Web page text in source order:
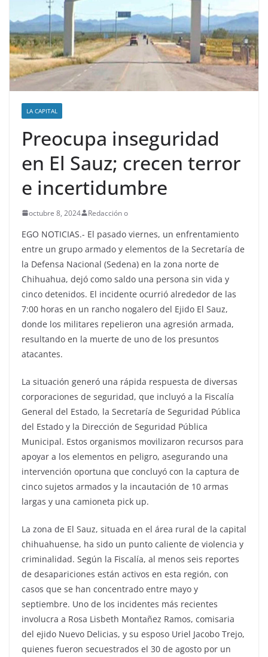
LA CAPITAL
Preocupa inseguridad
en El Sauz; crecen terror
e incertidumbre
octubre 8, 2024 Redacción o
EGO NOTICIAS.- El pasado viernes, un enfrentamiento
entre un grupo armado y elementos de la Secretaría de
la Defensa Nacional (Sedena) en la zona norte de
Chihuahua, dejó como saldo una persona sin vida y
cinco detenidos. El incidente ocurrió alrededor de las
7:00 horas en un rancho nogalero del Ejido El Sauz,
donde los militares repelieron una agresión armada,
resultando en la muerte de uno de los presuntos
atacantes.
La situación generó una rápida respuesta de diversas
corporaciones de seguridad, que incluyó a la Fiscalía
General del Estado, la Secretaría de Seguridad Pública
del Estado y la Dirección de Seguridad Pública
Municipal. Estos organismos movilizaron recursos para
apoyar a los elementos en peligro, asegurando una
intervención oportuna que concluyó con la captura de
cinco sujetos armados y la incautación de 10 armas
largas y una camioneta pick up.
La zona de El Sauz, situada en el área rural de la capital
chihuahuense, ha sido un punto caliente de violencia y
criminalidad. Según la Fiscalía, al menos seis reportes
de desapariciones están activos en esta región, con
casos que se han concentrado entre mayo y
septiembre. Uno de los incidentes más recientes
involucra a Rosa Lisbeth Montañez Ramos, comisaria
del ejido Nuevo Delicias, y su esposo Uriel Jacobo Trejo,
quienes fueron secuestrados el 30 de agosto por un